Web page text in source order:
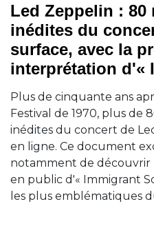
Led Zeppelin :
inédites du
surface, avec la
interprétation d'«
Plus de cinquante ans
Festival de 1970, plus de
inédites du concert de
en ligne. Ce document
notamment de
en public d'« Immigrant
les plus emblématiques